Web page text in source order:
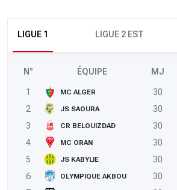
LIGUE 1 LIGUE 2 EST
N° ÉQUIPE MJ
1 MC ALGER 30
2
JS SAOURA 30
3
CR BELOUIZDAD 30
4
MC ORAN 30
5
JS KABYLIE 30
6
OLYMPIQUE AKBOU 30